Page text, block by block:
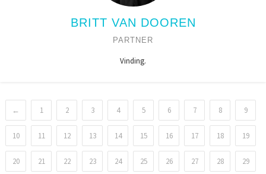
BRITT VAN DOOREN
PARTNER
Vinding.
← 1 2 3 4 5 6 7 8 9
10 11 12 13 14 15 16 17 18 19
20 21 22 23 24 25 26 27 28 29